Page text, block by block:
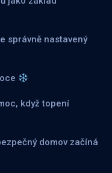
správně nastavený
když topení
domov začíná